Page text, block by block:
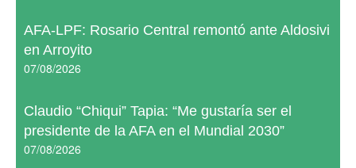
AFA-LPF: Rosario Central remontó ante Aldosivi
en Arroyito
07/08/2026
Claudio “Chiqui” Tapia: “Me gustaría ser el
presidente de la AFA en el Mundial 2030”
07/08/2026